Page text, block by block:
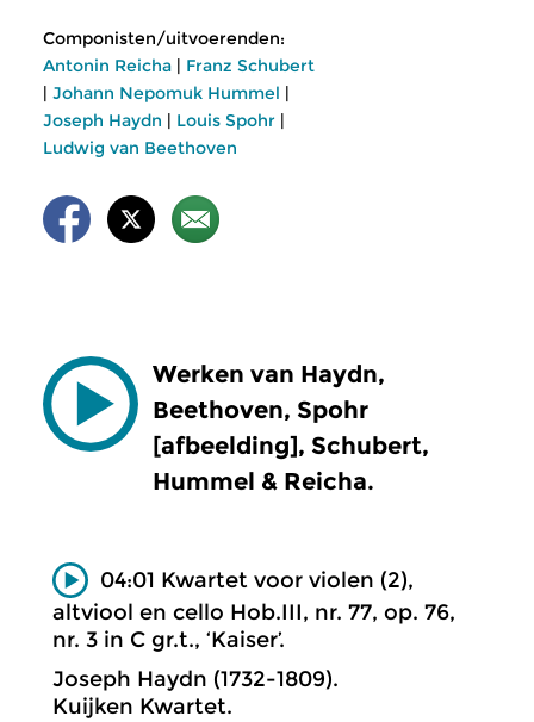
Componisten/uitvoerenden:
Antonin Reicha | Franz Schubert
| Johann Nepomuk Hummel |
Joseph Haydn | Louis Spohr |
Ludwig van Beethoven
Werken van Haydn,
Beethoven, Spohr
[afbeelding], Schubert,
Hummel & Reicha.
04:01 Kwartet voor violen (2),
altviool en cello Hob.III, nr. 77, op. 76,
nr. 3 in C gr.t., ‘Kaiser’.
Joseph Haydn (1732-1809).
Kuijken Kwartet.